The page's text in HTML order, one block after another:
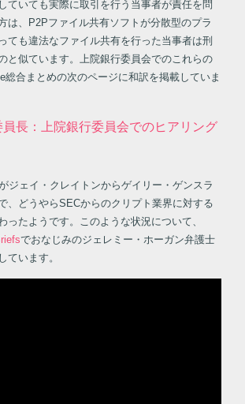
ていても実際に取引を行う当事者が責任を問
は、P2Pファイル共有ソフトが分散型のプラ
ても違法なファイル共有を行った当事者は刑
と似ています。上院銀行委員会でのこれらの
総合まとめの次のページに和訳を掲載していま
長：上院銀行委員会でのヒアリング
ジェイ・クレイトンからゲイリー・ゲンスラ
、どうやらSECからのクリプト業界に対する
ったようです。このような状況について、
でおなじみのジェレミー・ホーガン弁護士
ています。